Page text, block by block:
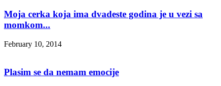
Moja cerka koja ima dvadeste godina je u vezi sa
momkom...
February 10, 2014
Plasim se da nemam emocije